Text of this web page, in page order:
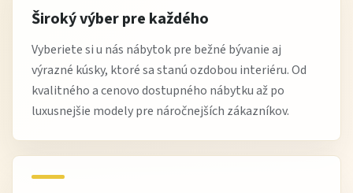
vlhkosti
pri škvrnách použiť vhodný čistiaci prostriedok na látku
Tip od Žltej Haly
alebo vedľa knižnice. Doplnte ho dekoratívnym
vankúšom alebo mäkkou dekou pre zvýšenie
Široký výber pre každého
Vyberiete si u nás nábytok pre bežné bývanie aj
výrazné kúsky, ktoré sa stanú ozdobou interiéru. Od
kvalitného a cenovo dostupného nábytku až po
luxusnejšie modely pre náročnejších zákazníkov.